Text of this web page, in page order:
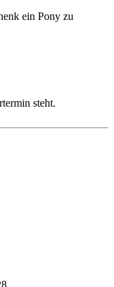
ein Pony zu
steht.